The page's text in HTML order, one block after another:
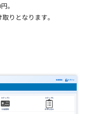
円。
りとなります。